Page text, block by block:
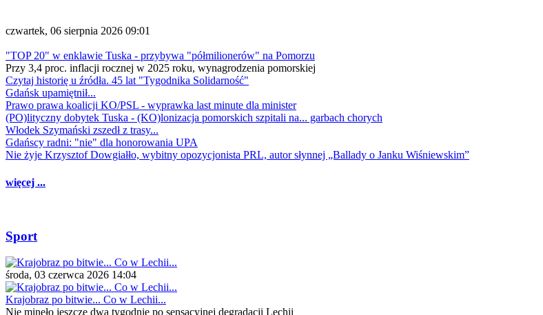
czwartek, 06 sierpnia 2026 09:01
"TOP 20" w enklawie Tuska - przybywa "półmilionerów" na Pomorzu
Przy 3,4 proc. inflacji rocznej w 2025 roku, wynagrodzenia pomorskiej
Czytaj historię u źródła. 45 lat "Tygodnika Solidarność"
Gdańsk upamiętnił...
Prawo prawa koalicji KO/PSL - wyprawka last minute dla minister
(PO)lityczny dobytek Tuska - (KO)lonizacja pomorskich szpitali na... garbach chorych
Włodek Szymański zszedł z trasy...
Gdańscy radni: "nie" dla honorowania UPA
Nie żyje Krzysztof Dowgiałło, wybitny opozycjonista PRL, autor słynnej „Ballady o Janku Wiśniewskim”
więcej ...
Sport
środa, 03 czerwca 2026 14:04
Krajobraz po bitwie... Co w Lechii...
Nie minęło jeszcze dwa tygodnie po sensacyjnej degradacji Lechii